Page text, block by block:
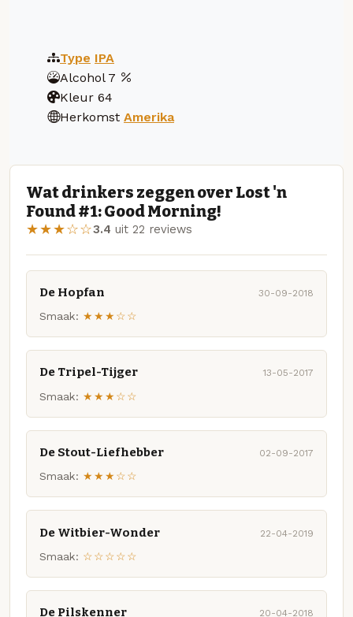
Type IPA
Alcohol 7
Kleur 64
Herkomst Amerika
Wat drinkers zeggen over Lost 'n
Found #1: Good Morning!
★★★☆☆3.4 uit 22 reviews
De Hopfan 30-09-2018
Smaak: ★★★☆☆
De Tripel-Tijger 13-05-2017
Smaak: ★★★☆☆
De Stout-Liefhebber 02-09-2017
Smaak: ★★★☆☆
De Witbier-Wonder 22-04-2019
Smaak: ☆☆☆☆☆
De Pilskenner 20-04-2018